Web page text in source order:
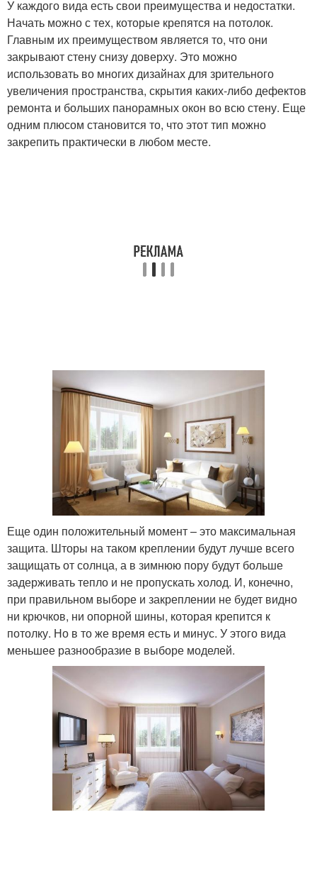
У каждого вида есть свои преимущества и недостатки.
Начать можно с тех, которые крепятся на потолок.
Главным их преимуществом является то, что они
закрывают стену снизу доверху. Это можно
использовать во многих дизайнах для зрительного
увеличения пространства, скрытия каких-либо дефектов
ремонта и больших панорамных окон во всю стену. Еще
одним плюсом становится то, что этот тип можно
закрепить практически в любом месте.
Еще один положительный момент – это максимальная
защита. Шторы на таком креплении будут лучше всего
защищать от солнца, а в зимнюю пору будут больше
задерживать тепло и не пропускать холод. И, конечно,
при правильном выборе и закреплении не будет видно
ни крючков, ни опорной шины, которая крепится к
потолку. Но в то же время есть и минус. У этого вида
меньшее разнообразие в выборе моделей.